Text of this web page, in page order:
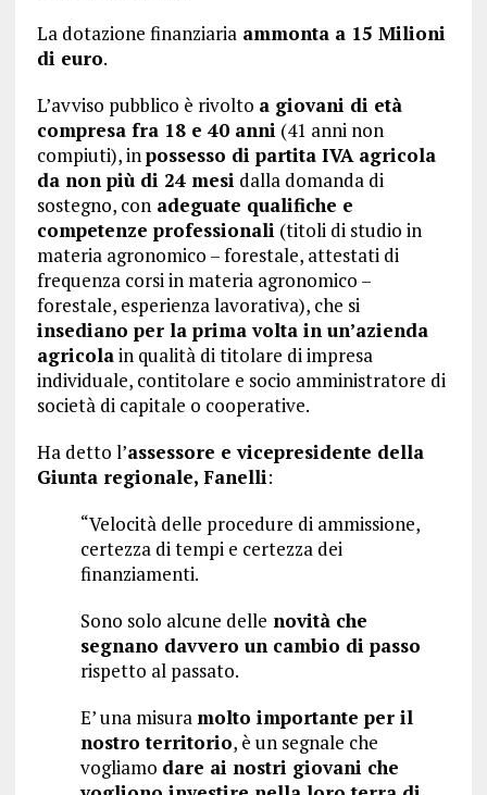
La dotazione finanziariaammonta a 15 Milioni
di euro.
L’avviso pubblico è rivolto a giovani di età
compresa fra 18 e 40 anni (41 anni non
compiuti), inpossesso di partita IVA agricola
da non più di 24 mesi dalla domanda di
sostegno, conadeguate qualifiche e
competenze professionali (titoli di studio in
materia agronomico – forestale, attestati di
frequenza corsi in materia agronomico –
forestale, esperienza lavorativa), che si
insediano per la prima volta in un’azienda
agricolain qualità di titolare di impresa
individuale, contitolare e socio amministratore di
società di capitale o cooperative.
Ha detto l’assessore e vicepresidente della
Giunta regionale, Fanelli:
“Velocità delle procedure di ammissione,
certezza di tempi e certezza dei
finanziamenti.
Sono solo alcune delle novità che
segnano davvero un cambio di passo
rispetto al passato.
E’ una misura molto importante per il
nostro territorio, è un segnale che
vogliamo dare ai nostri giovani che